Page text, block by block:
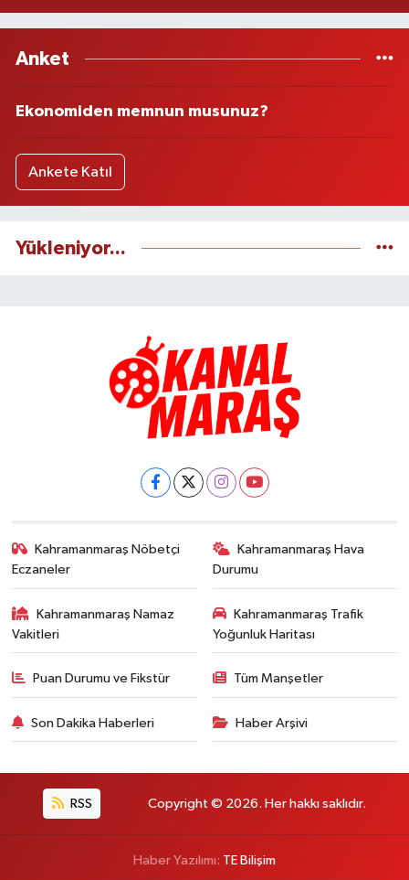
Anket
Ekonomiden memnun musunuz?
Ankete Katıl
Yükleniyor...
Kahramanmaraş Nöbetçi
Eczaneler
Kahramanmaraş Hava
Durumu
Kahramanmaraş Namaz
Vakitleri
Kahramanmaraş Trafik
Yoğunluk Haritası
Puan Durumu ve Fikstür Tüm Manşetler
Son Dakika Haberleri Haber Arşivi
RSS Copyright © 2026. Her hakkı saklıdır.
Haber Yazılımı: TE Bilişim